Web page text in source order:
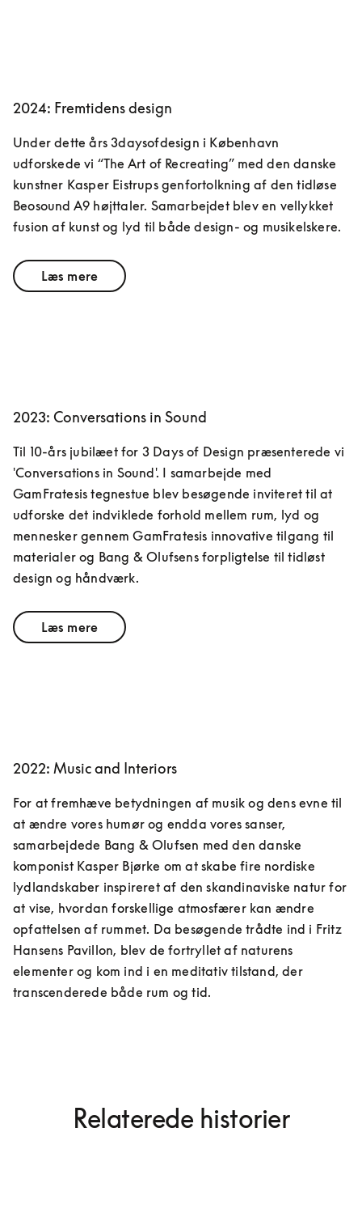
2024: Fremtidens design
Under dette års 3daysofdesign i København
udforskede vi “The Art of Recreating” med den danske
kunstner Kasper Eistrups genfortolkning af den tidløse
Beosound A9 højttaler. Samarbejdet blev en vellykket
fusion af kunst og lyd til både design- og musikelskere.
Læs mere
2023: Conversations in Sound
Til 10-års jubilæet for 3 Days of Design præsenterede vi
'Conversations in Sound'. I samarbejde med
GamFratesis tegnestue blev besøgende inviteret til at
udforske det indviklede forhold mellem rum, lyd og
mennesker gennem ​​GamFratesis innovative tilgang til
materialer og Bang & Olufsens forpligtelse til tidløst
design og håndværk.
Læs mere
2022: Music and Interiors
For at fremhæve betydningen af ​​musik og dens evne til
at ændre vores humør og endda vores sanser,
samarbejdede Bang & Olufsen med den danske
komponist Kasper Bjørke om at skabe fire nordiske
lydlandskaber inspireret af den skandinaviske natur for
at vise, hvordan forskellige atmosfærer kan ændre
opfattelsen af ​​rummet. Da besøgende trådte ind i Fritz
Hansens Pavillon, blev de fortryllet af naturens
elementer og kom ind i en meditativ tilstand, der
transcenderede både rum og tid.
Relaterede historier